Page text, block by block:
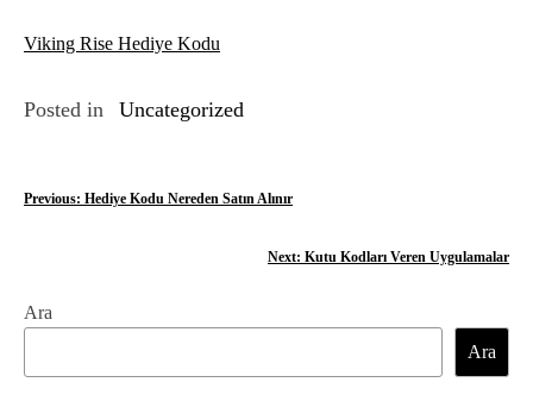
Viking Rise Hediye Kodu
Posted in Uncategorized
Y
ı
g
Previous: Hediye Kodu Nereden Satın Alınır
Next: Kutu Kodları Veren Uygulamalar
Ara
Ara